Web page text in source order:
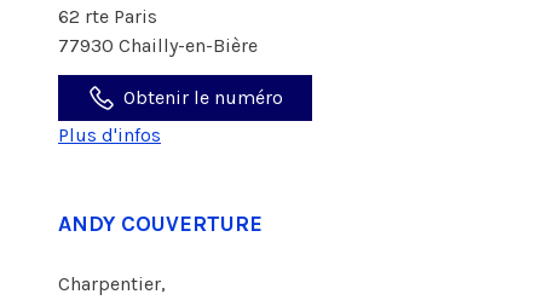
62 rte Paris
77930 Chailly-en-Bière
Obtenir le numéro
Plus d'infos
ANDY COUVERTURE
Charpentier,